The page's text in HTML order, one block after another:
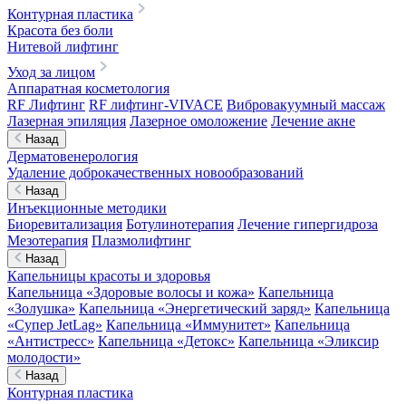
Контурная пластика
Красота без боли
Нитевой лифтинг
Уход за лицом
Аппаратная косметология
RF Лифтинг RF лифтинг-VIVACE Вибровакуумный массаж
Лазерная эпиляция Лазерное омоложение Лечение акне
Назад
Дерматовенерология
Удаление доброкачественных новообразований
Назад
Инъекционные методики
Биоревитализация Ботулинотерапия Лечение гипергидроза
Мезотерапия Плазмолифтинг
Назад
Капельницы красоты и здоровья
Капельница «Здоровые волосы и кожа» Капельница
«Золушка» Капельница «Энергетический заряд» Капельница
«Супер JetLag» Капельница «Иммунитет» Капельница
«Антистресс» Капельница «Детокс» Капельница «Эликсир
молодости»
Назад
Контурная пластика